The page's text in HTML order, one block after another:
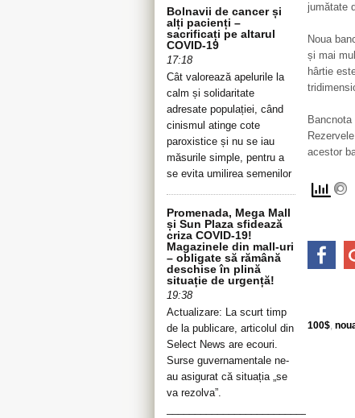
jumătate
Noua
și mai
hârtie
acestor
100$,
Bolnavii de cancer și
alți pacienți –
sacrificați pe altarul
COVID-19
17:18
Cât valorează apelurile la
calm și solidaritate
adresate populației, când
cinismul atinge cote
paroxistice și nu se iau
măsurile simple, pentru a
se evita umilirea semenilor
Promenada, Mega Mall
și Sun Plaza sfidează
criza COVID-19!
Magazinele din mall-uri
– obligate să rămână
deschise în plină
situație de urgență!
19:38
Actualizare: La scurt timp
de la publicare, articolul din
Select News are ecouri.
Surse guvernamentale ne-
au asigurat că situația „se
va rezolva”.